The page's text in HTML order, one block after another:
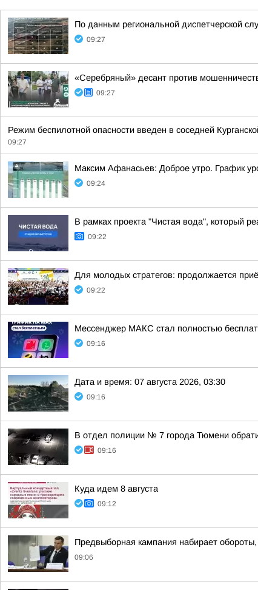
По данным региональной диспетчерской
09:27
«Серебряный» десант против
09:27
Режим беспилотной опасности введен в соседней
09:27
Максим Афанасьев: Доброе утро. График
09:24
В рамках проекта "Чистая вода", который
09:22
Для молодых стратегов: продолжается
09:22
Мессенджер MАКС стал полностью
09:16
Дата и время: 07 августа 2026, 03:30
09:16
В отдел полиции № 7 города Тюмени
09:16
Куда идем 8 августа
09:12
Предвыборная кампания набирает
09:06